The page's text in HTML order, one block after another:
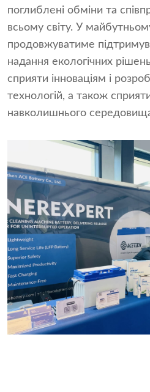
поглиблені обміни та
всьому світу. У
продовжуватиме
надання екологічних
сприяти інноваціям і
технологій, а також
навколишнього